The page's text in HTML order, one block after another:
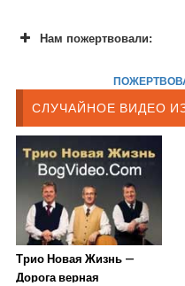
Нам пожертвовали:
СЛУЧАЙНОЕ ВИДЕО
Трио Новая Жизнь —
Дорога верная